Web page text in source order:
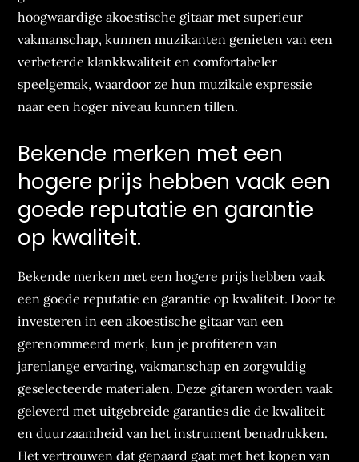
hoogwaardige akoestische gitaar met superieur
vakmanschap, kunnen muzikanten genieten van een
verbeterde klankkwaliteit en comfortabeler
speelgemak, waardoor ze hun muzikale expressie
naar een hoger niveau kunnen tillen.
Bekende merken met een
hogere prijs hebben vaak een
goede reputatie en garantie
op kwaliteit.
Bekende merken met een hogere prijs hebben vaak
een goede reputatie en garantie op kwaliteit. Door te
investeren in een akoestische gitaar van een
gerenommeerd merk, kun je profiteren van
jarenlange ervaring, vakmanschap en zorgvuldig
geselecteerde materialen. Deze gitaren worden vaak
geleverd met uitgebreide garanties die de kwaliteit
en duurzaamheid van het instrument benadrukken.
Het vertrouwen dat gepaard gaat met het kopen van